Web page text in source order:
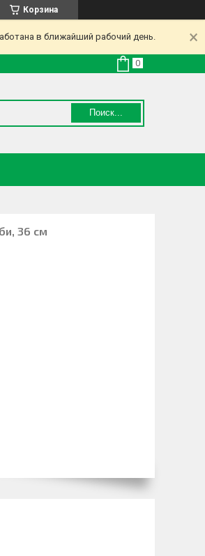
Корзина
в ближайший рабочий день.
Поиск...
36 см